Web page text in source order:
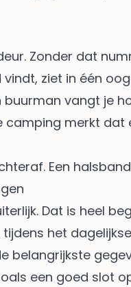
Zonder dat
ziet in één
vangt je
camping merkt
Een
Dat is heel
het
een goed slot